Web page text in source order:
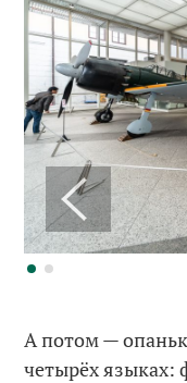
А потом —
четырёх языках: